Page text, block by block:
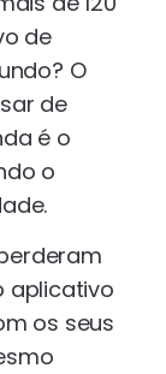
de
O
de
é o
o
aplicativo
os seus